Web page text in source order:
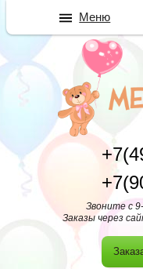
Звоните с
Заказы через
Меню